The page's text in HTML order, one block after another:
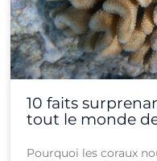
10 faits
tout le monde
Pourquoi les coraux